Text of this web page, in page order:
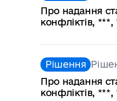
Про надання
конфліктів,
Рішення
Про надання
конфліктів,